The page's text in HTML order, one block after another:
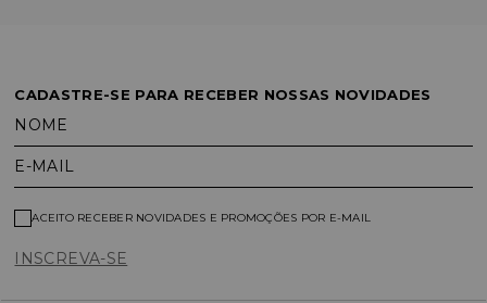
CADASTRE-SE PARA RECEBER NOSSAS NOVIDADES
NOME
E-MAIL
INSCREVA-SE
ACEITO RECEBER NOVIDADES E PROMOÇÕES POR E-MAIL